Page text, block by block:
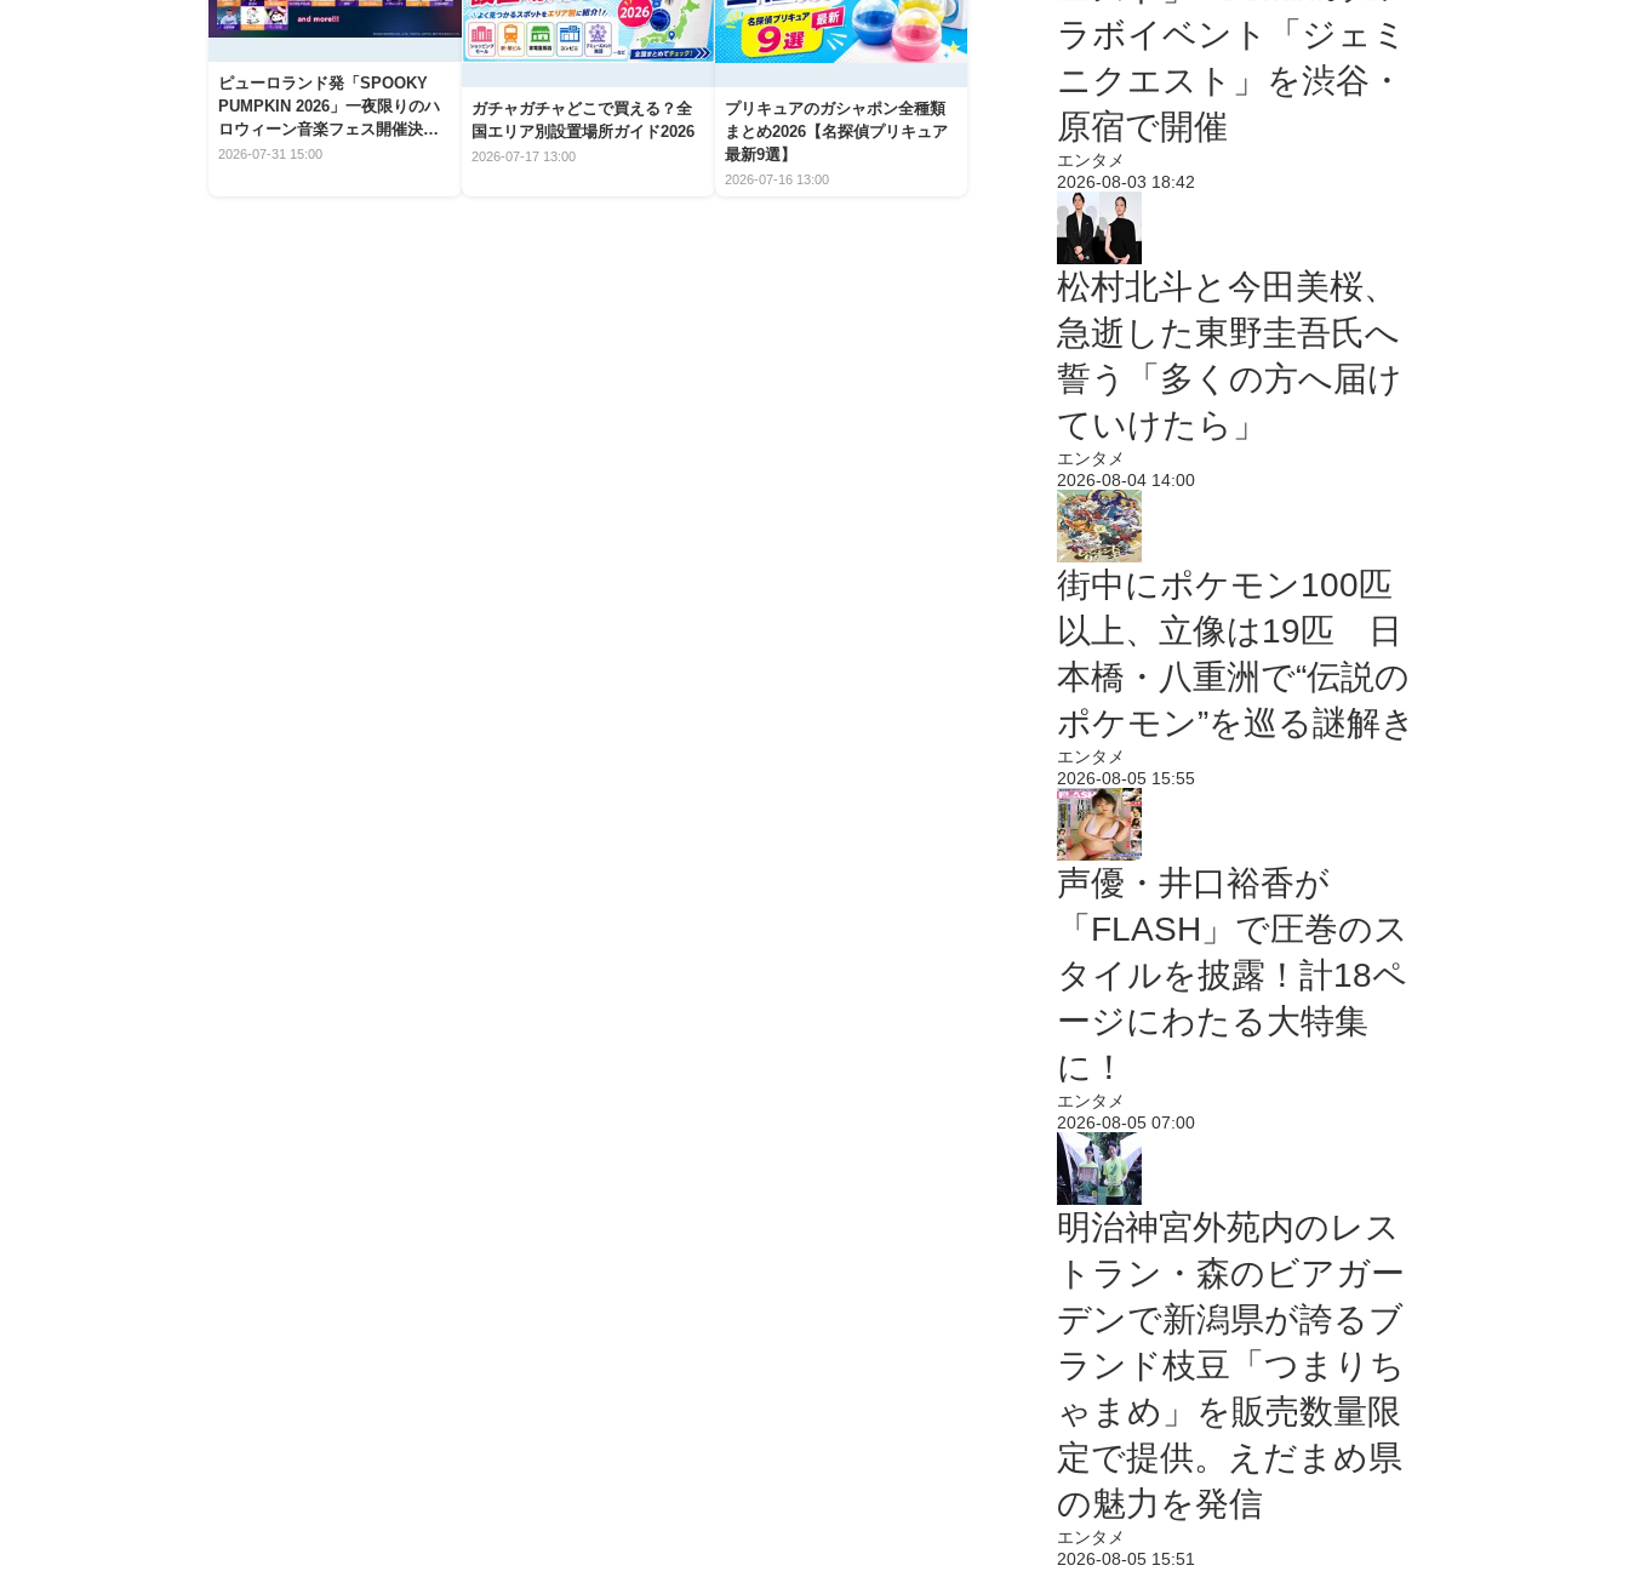
ピューロランド発「SPOOKY
PUMPKIN 2026」一夜限りのハ
ロウィーン音楽フェス開催決
定！
2026-07-31 15:00
ガチャガチャどこで買える？全
国エリア別設置場所ガイド2026
2026-07-17 13:00
プリキュアのガシャポン全種類
まとめ2026【名探偵プリキュア
最新9選】
2026-07-16 13:00
ラボイベント「ジェミ
ニクエスト」を渋谷・
原宿で開催
エンタメ
2026-08-03 18:42
松村北斗と今田美桜、
急逝した東野圭吾氏へ
誓う「多くの方へ届け
ていけたら」
エンタメ
2026-08-04 14:00
街中にポケモン100匹
以上、立像は19匹 日
本橋・八重洲で“伝説の
ポケモン”を巡る謎解き
エンタメ
2026-08-05 15:55
声優・井口裕香が
「FLASH」で圧巻のス
タイルを披露！計18ペ
ージにわたる大特集
に！
エンタメ
2026-08-05 07:00
明治神宮外苑内のレス
トラン・森のビアガー
デンで新潟県が誇るブ
ランド枝豆「つまりち
ゃまめ」を販売数量限
定で提供。えだまめ県
の魅力を発信
エンタメ
2026-08-05 15:51